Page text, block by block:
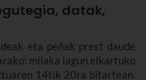
datak,
eta peñak prest daude
milaka lagun elkartuko
14tik 20ra bitartean.